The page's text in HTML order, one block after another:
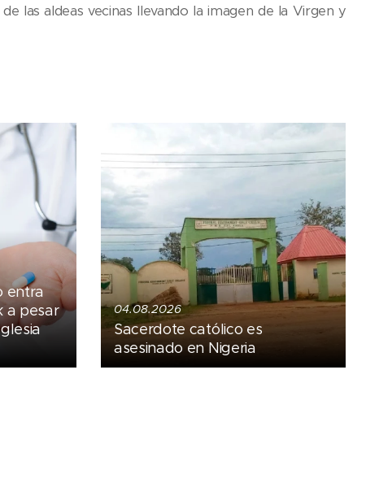
las aldeas vecinas llevando la imagen de la Virgen y
entra
a pesar
04.08.2026
Sacerdote católico es
asesinado en Nigeria